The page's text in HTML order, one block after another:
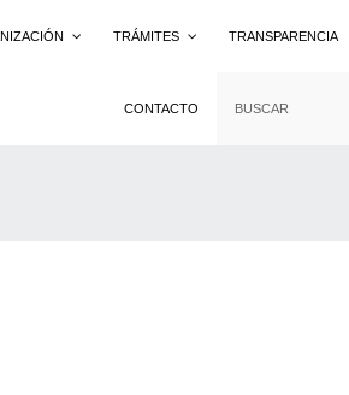
TRÁMITES TRANSPARENCIA
CONTACTO